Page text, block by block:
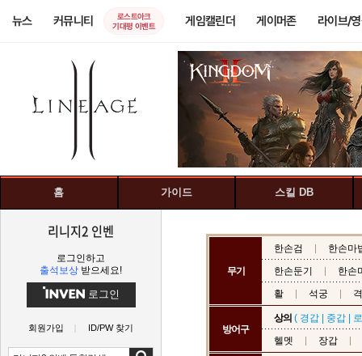
뉴스 커뮤니티
로스트아크
기대평 이벤트
게임캘린더 게이머존 라이브/
홈 가이드 스킬 DB
리니지2 인벤
로그인하고
출석보상 받으세요!
로그인
회원가입 ID/PW 찾기
무기
한손검
한손마
한손둔기
한손
활
석궁
방어구
상의 ( 경갑 중갑
헬멧
장갑